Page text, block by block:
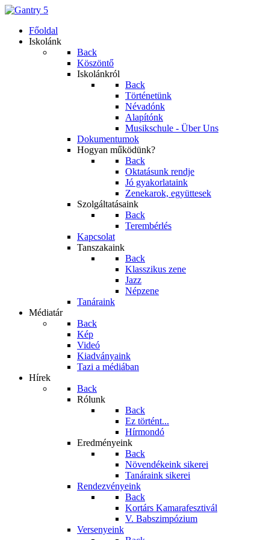
Főoldal
Iskolánk
Back
Köszöntő
Iskolánkról
Back
Történetünk
Névadónk
Alapítónk
Musikschule - Über Uns
Dokumentumok
Hogyan működünk?
Back
Oktatásunk rendje
Jó gyakorlataink
Zenekarok, együttesek
Szolgáltatásaink
Back
Terembérlés
Kapcsolat
Tanszakaink
Back
Klasszikus zene
Jazz
Népzene
Tanáraink
Médiatár
Back
Kép
Videó
Kiadványaink
Tazi a médiában
Hírek
Back
Rólunk
Back
Ez történt...
Hírmondó
Eredményeink
Back
Növendékeink sikerei
Tanáraink sikerei
Rendezvényeink
Back
Kortárs Kamarafesztivál
V. Babszimpózium
Versenyeink